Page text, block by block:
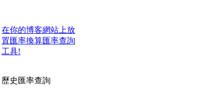
在你的博客網站上放
置匯率換算匯率查詢
工具!
歷史匯率查詢